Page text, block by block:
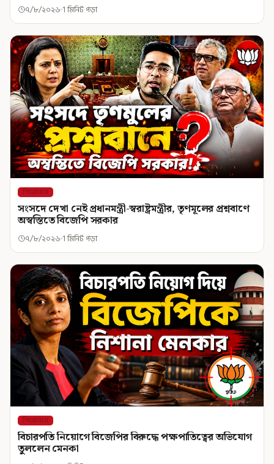
৭/৮/২০২৬ 1 মিনিট পড়া
শিরোনাম
সংসদে দেখা নেই প্রধানমন্ত্রী-স্বরাষ্ট্রমন্ত্রীর, তৃণমূলের প্রশ্নবাণে
অস্বস্তিতে বিজেপি সরকার
৭/৮/২০২৬ 1 মিনিট পড়া
শিরোনাম
বিচারপতি নিয়োগে বিজেপির বিরুদ্ধে পক্ষপাতিত্বের অভিযোগ
তুললেন মেনকা